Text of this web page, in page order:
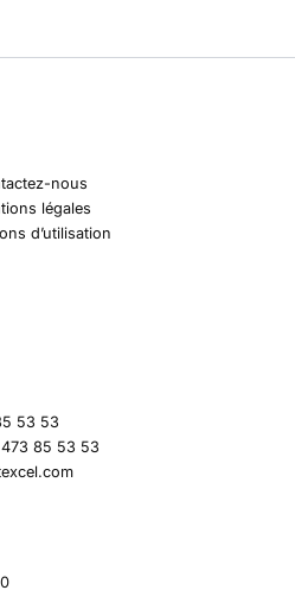
nous
légales
d’utilisation
53 53
85 53 53